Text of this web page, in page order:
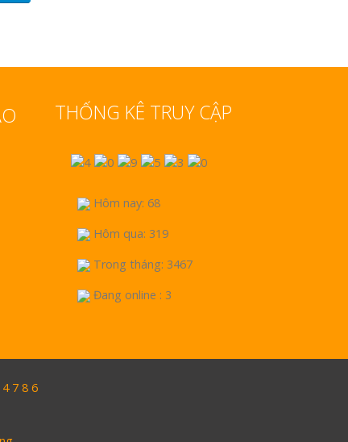
THỐNG KÊ TRUY CẬP
Hôm nay: 68
Hôm qua: 319
Trong tháng: 3467
Đang online : 3
7 8 6